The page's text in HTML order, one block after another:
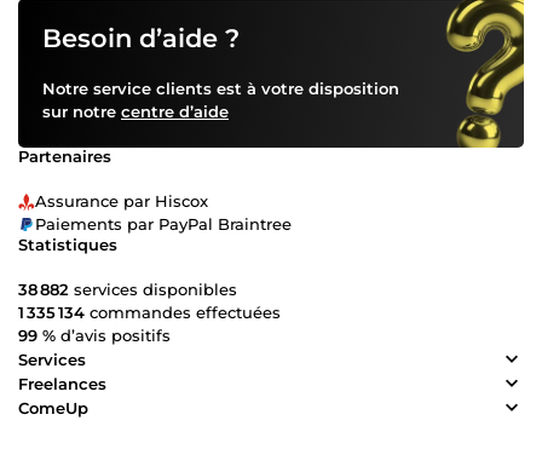
Besoin d’aide ?
Notre service clients est à votre disposition
sur notre centre d’aide
Partenaires
Assurance par Hiscox
Paiements par PayPal Braintree
Statistiques
38 882 services disponibles
1 335 134 commandes effectuées
99 % d’avis positifs
Services
Freelances
ComeUp